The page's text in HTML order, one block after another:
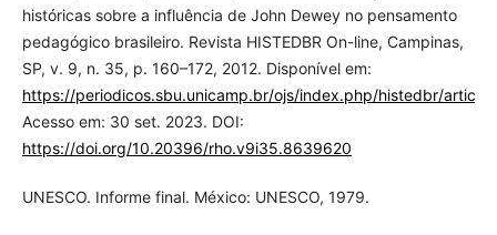
históricas sobre a influência de John Dewey no pensamento
pedagógico brasileiro. Revista HISTEDBR On-line, Campinas,
SP, v. 9, n. 35, p. 160–172, 2012. Disponível em:
https://periodicos.sbu.unicamp.br/ojs/index.php/histedbr/
Acesso em: 30 set. 2023. DOI:
https://doi.org/10.20396/rho.v9i35.8639620
UNESCO. Informe final. México: UNESCO, 1979.